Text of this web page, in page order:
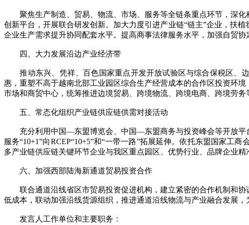
聚焦生产制造、贸易、物流、市场、服务等全链条重点环节，深化
创新平台，开展联合研发创新。加大力度引进产业链“链主”企业，扶
企业生产需求提升协同配套水平。提高商事法律服务水平，加强自贸
四、大力发展沿边产业经济带
推动东兴、凭祥、百色国家重点开发开放试验区与综合保税区、边
惠，重塑不高于越南北部工业园区综合生产经营成本的合作区投资环
市场和商贸中心，统筹推进边境贸易、跨境物流、跨境电商、跨境劳务
五、常态化组织产业链供应链供需对接活动
充分利用中国—东盟博览会、中国—东盟商务与投资峰会等开放平台
服务“10+1”向RCEP“10+5”和“一带一路”拓展延伸。依托东盟国家工
多产业链供应链关键环节企业与我区重点园区、优势行业、品牌企业
六、加强西部陆海新通道贸易投资合作
联合通道沿线省区市贸易投资促进机构，建立紧密的合作机制和协
低成本，联动加强沿线货源组织，推进通道沿线物流与产业融合发展
发言人工作单位和主要职务：